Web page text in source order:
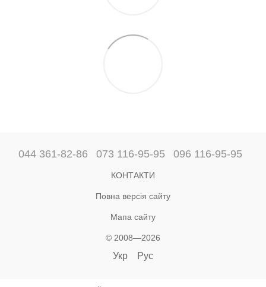
044 361-82-86 073 116-95-95 096 116-95-95
КОНТАКТИ
Повна версія сайту
Мапа сайту
© 2008—2026
Укр Рус